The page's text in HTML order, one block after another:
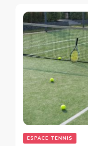
ESPACE TENNIS